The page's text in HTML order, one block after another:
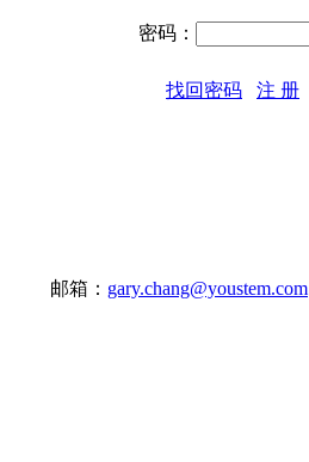
密码：
找回密码 注 册
邮箱： gary.chang@youstem.com